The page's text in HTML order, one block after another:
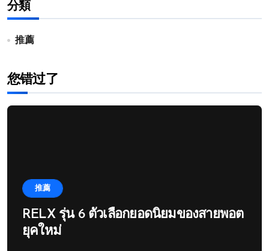
分類
推薦
您错过了
推薦
RELX รุ่น 6 ตัวเลือกยอดนิยมของสายพอต
ยุคใหม่